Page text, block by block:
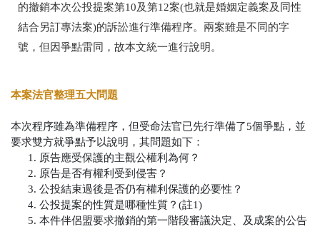
的撤銷本次公投提案第10及第12案(也就是婚姻定義案及同性
結合另訂專法案)的訴訟進行準備程序。兩案雖是不同的字
號，但因爭點雷同，故本文統一進行說明。
本案法官整理五大問題
本次程序雖為準備程序，但受命法官已先行準備了5個爭點，並
要求雙方就爭點予以說明，其問題如下：
原告應受保護的主觀公權利為何？
原告是否有權利受到侵害？
公投結束過後是否仍有權利保護的必要性？
公投提案的性質是哪種性質？(註1)
本件伴侶盟要求撤銷的第一階段審議決定、及成案的公告